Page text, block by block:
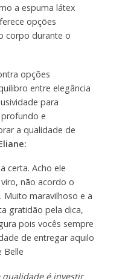
a espuma látex
opções
corpo durante o
opções
entre elegância
para
e
a qualidade de
certa. Acho ele
não acordo o
Muito maravilhoso e a
gratidão pela dica,
pois vocês sempre
de entregar aquilo
Belle
é investir